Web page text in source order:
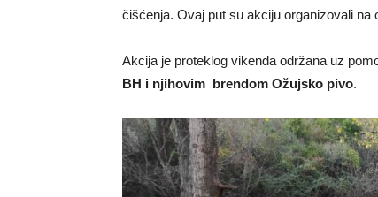
čišćenja. Ovaj put su akciju organizovali na
Akcija je proteklog vikenda održana uz
BH i njihovim brendom Ožujsko pivo.